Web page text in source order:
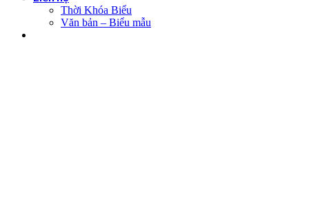
Thời Khóa Biểu
Văn bản – Biểu mẫu